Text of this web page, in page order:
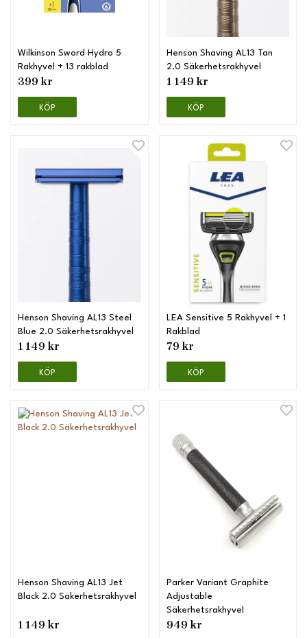
Wilkinson Sword Hydro 5
Rakhyvel + 13 rakblad
399 kr
KÖP
Henson Shaving AL13 Tan
2.0 Säkerhetsrakhyvel
1 149 kr
KÖP
Henson Shaving AL13 Steel
Blue 2.0 Säkerhetsrakhyvel
1 149 kr
KÖP
LEA Sensitive 5 Rakhyvel + 1
Rakblad
79 kr
KÖP
Henson Shaving AL13 Jet
Black 2.0 Säkerhetsrakhyvel
1 149 kr
Parker Variant Graphite
Adjustable
Säkerhetsrakhyvel
949 kr